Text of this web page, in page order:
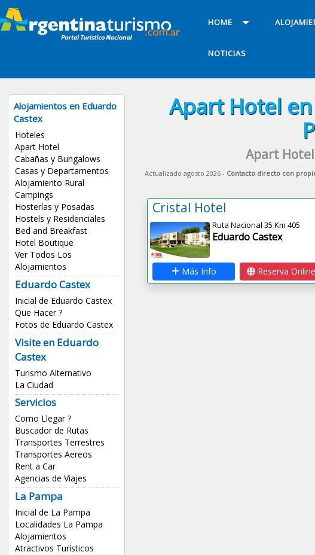
HOME
NOTICIAS
Alojamientos en Eduardo
Castex
Hoteles
Apart Hotel
Cabañas y Bungalows
Casas y Departamentos
Alojamiento Rural
Campings
Hosterías y Posadas
Hostels y Residenciales
Bed and Breakfast
Hotel Boutique
Ver Todos Los
Alojamientos
Eduardo Castex
Inicial de Eduardo Castex
Que Hacer ?
Fotos de Eduardo Castex
Visite en Eduardo
Castex
Turismo Alternativo
La Ciudad
Servicios
Como Llegar ?
Buscador de Rutas
Transportes Terrestres
Transportes Aereos
Rent a Car
Agencias de Viajes
La Pampa
Inicial de La Pampa
Localidades La Pampa
Alojamientos
Atractivos Turísticos
Apart Hotel
Apart
Actualizado agosto 2026 - Contacto directo con
Cristal Hotel
Ruta Nacional 35 Km 405
Eduardo Castex
Más Info Reserva Online